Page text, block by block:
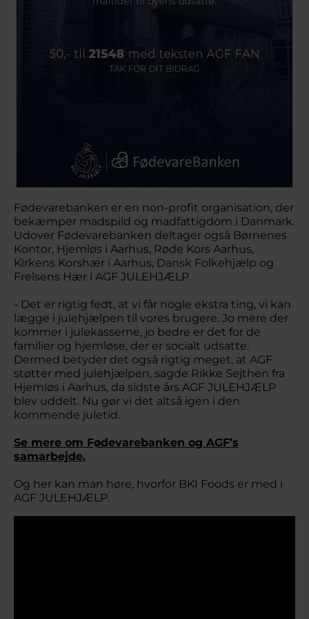
Fødevarebanken er en non-profit organisation, der
bekæmper madspild og madfattigdom i Danmark.
Udover Fødevarebanken deltager også Børnenes
Kontor, Hjemløs i Aarhus, Røde Kors Aarhus,
Kirkens Korshær i Aarhus, Dansk Folkehjælp og
Frelsens Hær i AGF JULEHJÆLP.
- Det er rigtig fedt, at vi får nogle ekstra ting, vi kan
lægge i julehjælpen til vores brugere. Jo mere der
kommer i julekasserne, jo bedre er det for de
familier og hjemløse, der er socialt udsatte.
Dermed betyder det også rigtig meget, at AGF
støtter med julehjælpen, sagde Rikke Sejthen fra
Hjemløs i Aarhus, da sidste års AGF JULEHJÆLP
blev uddelt. Nu gør vi det altså igen i den
kommende juletid.
Se mere om Fødevarebanken og AGF’s
samarbejde.
Og her kan man høre, hvorfor BKI Foods er med i
AGF JULEHJÆLP.